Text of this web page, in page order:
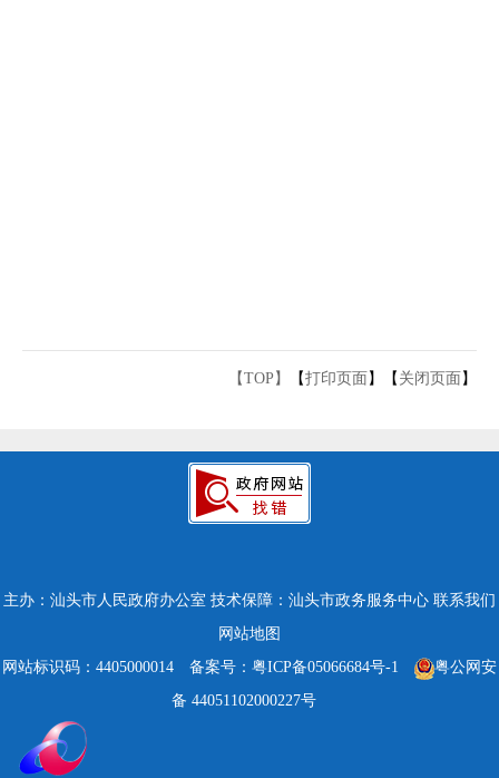
【TOP】 【打印页面 】【 关闭页面 】
主办：汕头市人民政府办公室 技术保障：汕头市政务服务中心 联系我们
网站地图
网站标识码：4405000014
备案号：粤ICP备05066684号-1
粤公网安
备 44051102000227号